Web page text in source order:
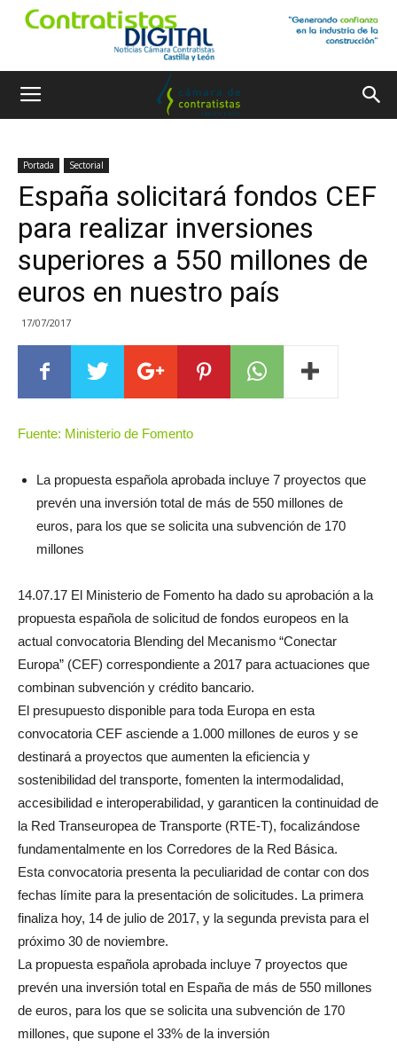
Portada Sectorial
España solicitará fondos CEF
para realizar inversiones
superiores a 550 millones de
euros en nuestro país
17/07/2017
Fuente: Ministerio de Fomento
La propuesta española aprobada incluye 7 proyectos que
prevén una inversión total de más de 550 millones de
euros, para los que se solicita una subvención de 170
millones
14.07.17 El Ministerio de Fomento ha dado su aprobación a la
propuesta española de solicitud de fondos europeos en la
actual convocatoria Blending del Mecanismo “Conectar
Europa” (CEF) correspondiente a 2017 para actuaciones que
combinan subvención y crédito bancario.
El presupuesto disponible para toda Europa en esta
convocatoria CEF asciende a 1.000 millones de euros y se
destinará a proyectos que aumenten la eficiencia y
sostenibilidad del transporte, fomenten la intermodalidad,
accesibilidad e interoperabilidad, y garanticen la continuidad de
la Red Transeuropea de Transporte (RTE-T), focalizándose
fundamentalmente en los Corredores de la Red Básica.
Esta convocatoria presenta la peculiaridad de contar con dos
fechas límite para la presentación de solicitudes. La primera
finaliza hoy, 14 de julio de 2017, y la segunda prevista para el
próximo 30 de noviembre.
La propuesta española aprobada incluye 7 proyectos que
prevén una inversión total en España de más de 550 millones
de euros, para los que se solicita una subvención de 170
millones, que supone el 33% de la inversión